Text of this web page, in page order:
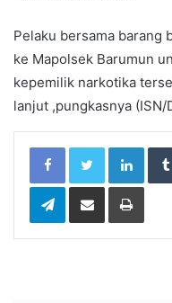
Pelaku bersama barang
ke Mapolsek Barumun
kepemilik narkotika
lanjut ,pungkasnya (ISN/
LinkedIn
Telegram Print